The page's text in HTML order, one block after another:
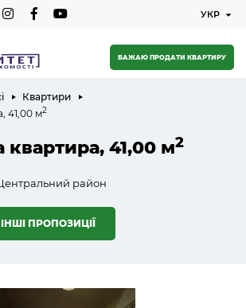
БАЖАЮ ПРОДАТИ КВАРТИРУ
Квартири
41,00 м2
квартира, 41,00 м2
район
ПРОПОЗИЦІЇ